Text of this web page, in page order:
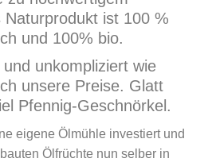
Naturprodukt ist 100 %
und 100% bio.
unkompliziert wie
unsere Preise. Glatt
Pfennig-Geschnörkel.
eigene Ölmühle investiert und
Ölfrüchte nun selber in